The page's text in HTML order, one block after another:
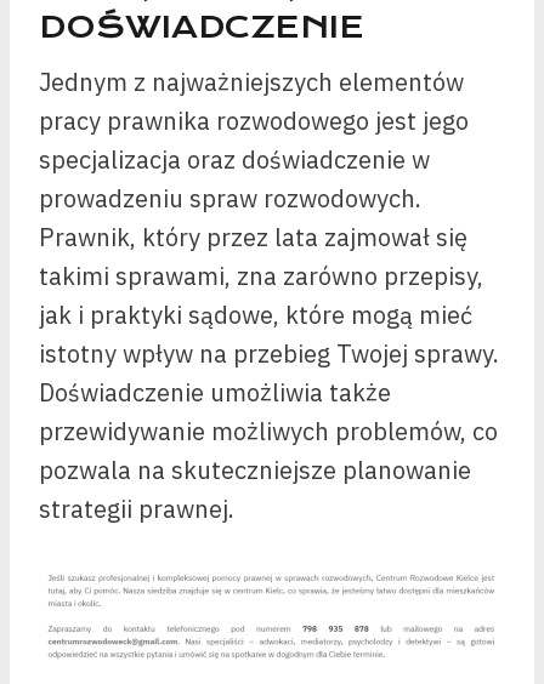
DOŚWIADCZENIE
Jednym z najważniejszych elementów
pracy prawnika rozwodowego jest jego
specjalizacja oraz doświadczenie w
prowadzeniu spraw rozwodowych.
Prawnik, który przez lata zajmował się
takimi sprawami, zna zarówno przepisy,
jak i praktyki sądowe, które mogą mieć
istotny wpływ na przebieg Twojej sprawy.
Doświadczenie umożliwia także
przewidywanie możliwych problemów, co
pozwala na skuteczniejsze planowanie
strategii prawnej.